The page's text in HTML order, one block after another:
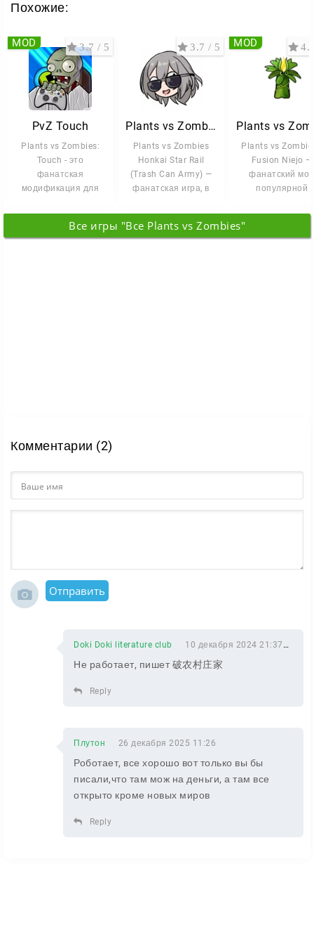
Похожие:
PvZ Touch
Plants vs Zombies:
Touch - это
фанатская
модификация для
устройств, которая
переносит
3.7 / 5
MOD
Plants vs Zombies Honkai Star Rail
Plants vs Zombies
Honkai Star Rail
(Trash Can Army) —
фанатская игра, в
обороны из
3.7 / 5
Plants vs
Fusion Niejo —
фанатский мод
популярной
привычная
MOD
Все игры "Все Plants vs Zombies"
Комментарии (2)
Отправить
Doki Doki literature club 10 декабря 2024 21:37
Не работает, пишет 破农村庄家
Reply
Плутон 26 декабря 2025 11:26
Роботает, все хорошо вот только вы бы
писали,что там мож на деньги, а там все
открыто кроме новых миров
Reply